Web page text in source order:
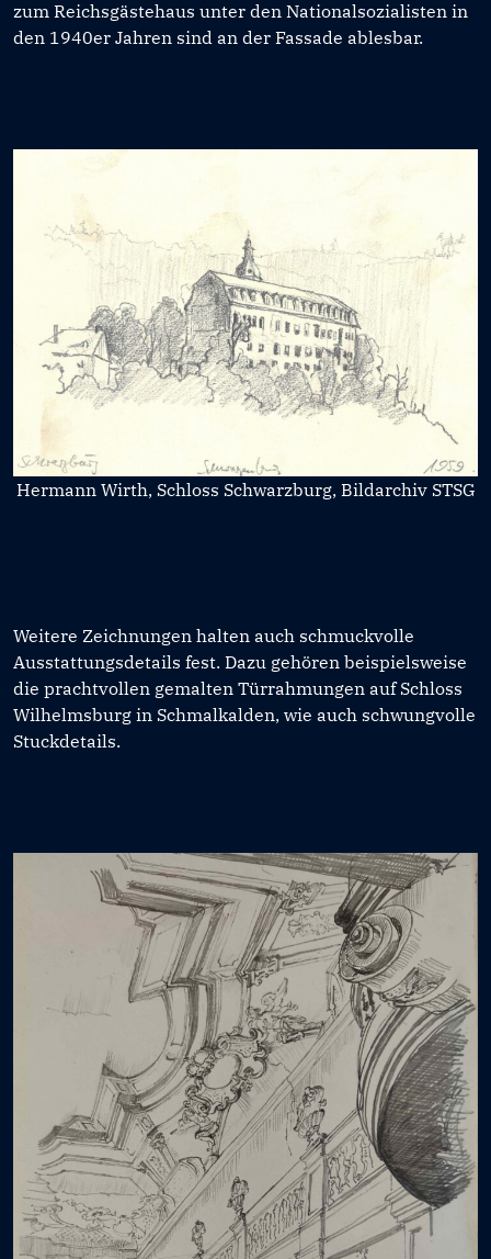
zum Reichsgästehaus unter den Nationalsozialisten in
den 1940er Jahren sind an der Fassade ablesbar.
Hermann Wirth, Schloss Schwarzburg, Bildarchiv STSG
Weitere Zeichnungen halten auch schmuckvolle
Ausstattungsdetails fest. Dazu gehören beispielsweise
die prachtvollen gemalten Türrahmungen auf Schloss
Wilhelmsburg in Schmalkalden, wie auch schwungvolle
Stuckdetails.